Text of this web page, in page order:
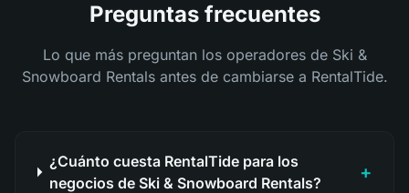
Preguntas frecuentes
Lo que más preguntan los operadores de Ski &
Snowboard Rentals antes de cambiarse a RentalTide.
¿Cuánto cuesta RentalTide para los
negocios de Ski & Snowboard Rentals?
+